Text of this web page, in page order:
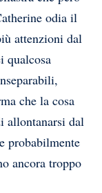
odia il
attenzioni dal
qualcosa
che la cosa
allontanarsi dal
probabilmente
ancora troppo